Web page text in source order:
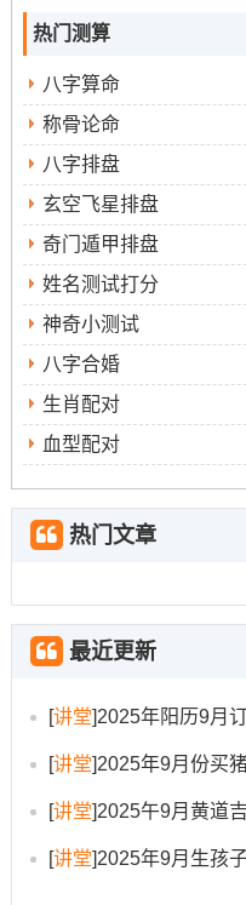
天干地支
【宜】：结婚、领证、嫁
上梁、安葬
【忌】:剃头、冠笄、交
【冲】：羊日冲（辛未
【九星吉凶】:明堂（黄
✓强效匹配:举行婚礼、亲
✓附加吉兆:外出采买、奠
✗首要规避:开业庆典、重
财位:正南（宜摆放鲜花或
吉时:午时（11：00-
式）
公历：2025年9月10日
农历:乙巳年七月十九日
天干地支
热门测算
八字算命
称骨论命
八字排盘
玄空飞星排盘
奇门遁甲排盘
姓名测试打分
神奇小测试
八字合婚
生肖配对
血型配对
热门文章
最近更新
[讲堂]2025年阳历9月订婚
[讲堂]2025年9月份买
[讲堂]2025午9月黄道吉
[讲堂]2025年9月生孩子